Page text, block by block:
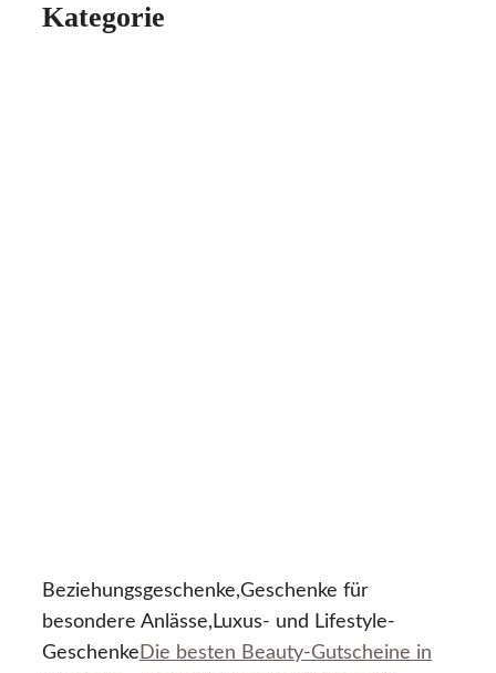
Kategorie
Beziehungsgeschenke,Geschenke für
besondere Anlässe,Luxus- und Lifestyle-
Geschenke Die besten Beauty-Gutscheine in